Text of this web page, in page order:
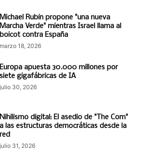
Michael Rubin propone "una nueva
Marcha Verde" mientras Israel llama al
boicot contra España
marzo 18, 2026
Europa apuesta 30.000 millones por
siete gigafábricas de IA
julio 30, 2026
Nihilismo digital: El asedio de "The Com"
a las estructuras democráticas desde la
red
julio 31, 2026